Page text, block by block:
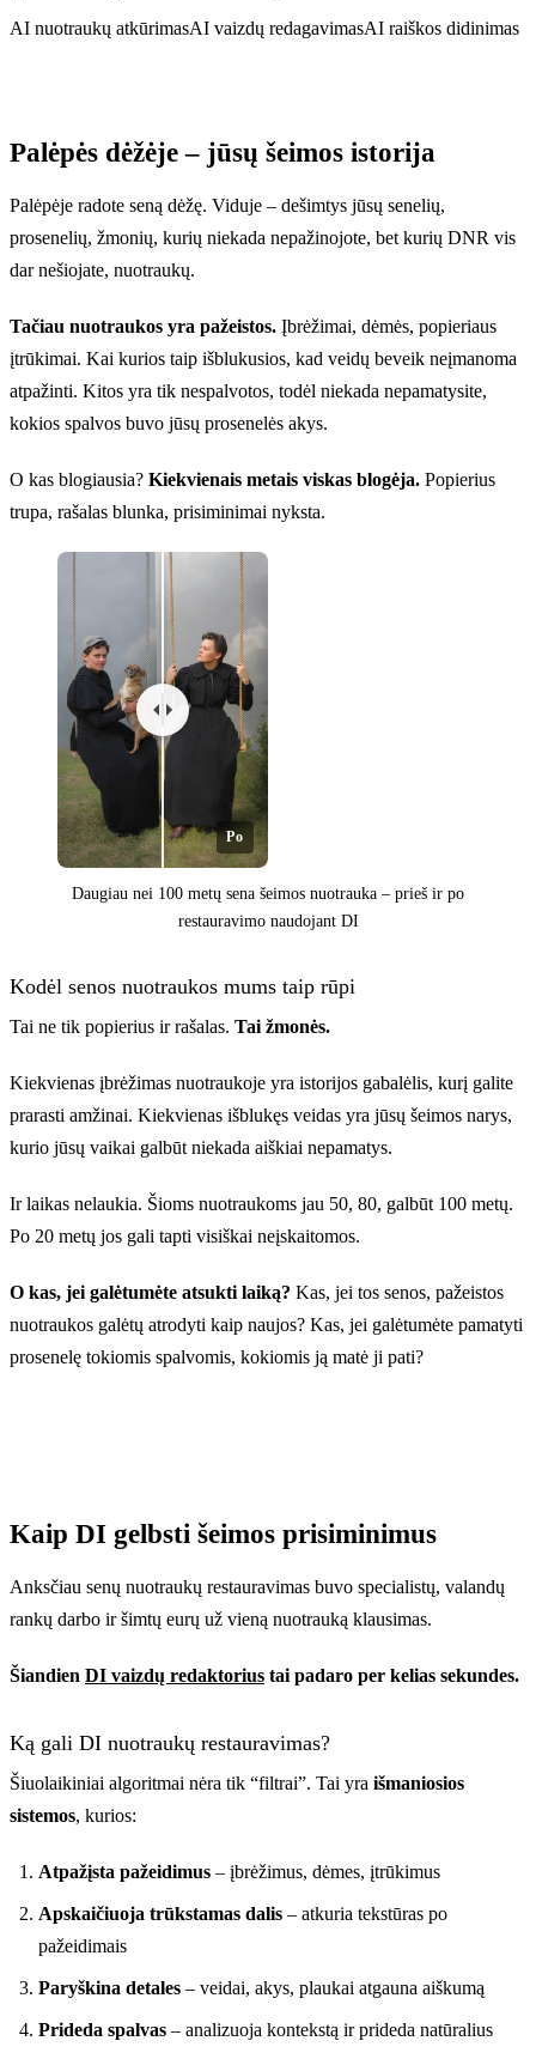
AI nuotraukų atkūrimasAI vaizdų redagavimasAI raiškos didinimas
Palėpės dėžėje – jūsų šeimos istorija
Palėpėje radote seną dėžę. Viduje – dešimtys jūsų senelių,
prosenelių, žmonių, kurių niekada nepažinojote, bet kurių DNR vis
dar nešiojate, nuotraukų.
Tačiau nuotraukos yra pažeistos. Įbrėžimai, dėmės, popieriaus
įtrūkimai. Kai kurios taip išblukusios, kad veidų beveik neįmanoma
atpažinti. Kitos yra tik nespalvotos, todėl niekada nepamatysite,
kokios spalvos buvo jūsų prosenelės akys.
O kas blogiausia? Kiekvienais metais viskas blogėja. Popierius
trupa, rašalas blunka, prisiminimai nyksta.
Prieš
Po
Daugiau nei 100 metų sena šeimos nuotrauka – prieš ir po
restauravimo naudojant DI
Kodėl senos nuotraukos mums taip rūpi
Tai ne tik popierius ir rašalas. Tai žmonės.
Kiekvienas įbrėžimas nuotraukoje yra istorijos gabalėlis, kurį galite
prarasti amžinai. Kiekvienas išblukęs veidas yra jūsų šeimos narys,
kurio jūsų vaikai galbūt niekada aiškiai nepamatys.
Ir laikas nelaukia. Šioms nuotraukoms jau 50, 80, galbūt 100 metų.
Po 20 metų jos gali tapti visiškai neįskaitomos.
O kas, jei galėtumėte atsukti laiką? Kas, jei tos senos, pažeistos
nuotraukos galėtų atrodyti kaip naujos? Kas, jei galėtumėte pamatyti
prosenelę tokiomis spalvomis, kokiomis ją matė ji pati?
Kaip DI gelbsti šeimos prisiminimus
Anksčiau senų nuotraukų restauravimas buvo specialistų, valandų
rankų darbo ir šimtų eurų už vieną nuotrauką klausimas.
Šiandien DI vaizdų redaktorius tai padaro per kelias sekundes.
Ką gali DI nuotraukų restauravimas?
Šiuolaikiniai algoritmai nėra tik “filtrai”. Tai yra išmaniosios
sistemos, kurios:
Atpažįsta pažeidimus – įbrėžimus, dėmes, įtrūkimus
Apskaičiuoja trūkstamas dalis – atkuria tekstūras po
pažeidimais
Paryškina detales – veidai, akys, plaukai atgauna aiškumą
Prideda spalvas – analizuoja kontekstą ir prideda natūralius